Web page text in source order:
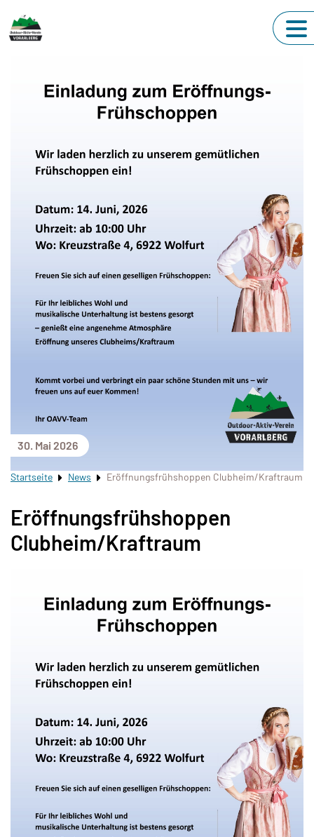
30. Mai 2026
Startseite News Eröffnungsfrühshoppen Clubheim/Kraftraum
Eröffnungsfrühshoppen
Clubheim/Kraftraum